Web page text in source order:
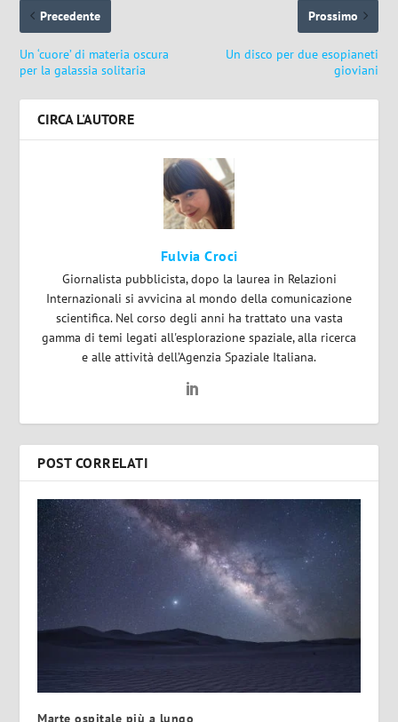
Precedente
Un ‘cuore’ di materia oscura
per la galassia solitaria
Prossimo
Un disco per due esopianeti
gioviani
CIRCA L'AUTORE
Fulvia Croci
Giornalista pubblicista, dopo la laurea in Relazioni
Internazionali si avvicina al mondo della comunicazione
scientifica. Nel corso degli anni ha trattato una vasta
gamma di temi legati all'esplorazione spaziale, alla ricerca
e alle attività dell’Agenzia Spaziale Italiana.
POST CORRELATI
Marte ospitale più a lungo